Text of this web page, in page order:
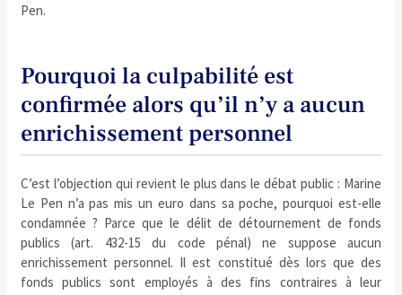
Pen.
Pourquoi la culpabilité est
confirmée alors qu’il n’y a aucun
enrichissement personnel
C’est l’objection qui revient le plus dans le débat public : Marine
Le Pen n’a pas mis un euro dans sa poche, pourquoi est-elle
condamnée ? Parce que le délit de détournement de fonds
publics (art. 432-15 du code pénal) ne suppose aucun
enrichissement personnel. Il est constitué dès lors que des
fonds publics sont employés à des fins contraires à leur